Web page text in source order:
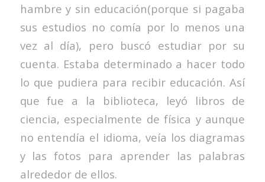
hambre y sin educación(porque si pagaba
sus estudios no comía por lo menos una
vez al día), pero buscó estudiar por su
cuenta. Estaba determinado a hacer todo
lo que pudiera para recibir educación. Así
que fue a la biblioteca, leyó libros de
ciencia, especialmente de física y aunque
no entendía el idioma, veía los diagramas
y las fotos para aprender las palabras
alrededor de ellos.